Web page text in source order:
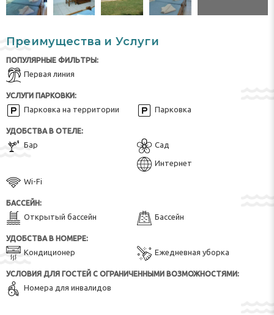
Преимущества и Услуги
ПОПУЛЯРНЫЕ ФИЛЬТРЫ:
Первая линия
УСЛУГИ ПАРКОВКИ:
Парковка на территории Парковка
УДОБСТВА В ОТЕЛЕ:
Бар Сад
Интернет
Wi-Fi
БАССЕЙН:
Открытый бассейн Бассейн
УДОБСТВА В НОМЕРЕ:
Кондиционер Ежедневная уборка
УСЛОВИЯ ДЛЯ ГОСТЕЙ С ОГРАНИЧЕННЫМИ ВОЗМОЖНОСТЯМИ:
Номера для инвалидов